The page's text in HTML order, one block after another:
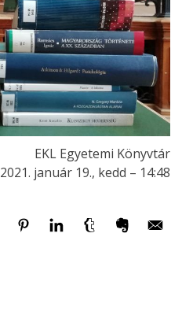
EKL Egyetemi Könyvtár
2021. január 19., kedd – 14:48